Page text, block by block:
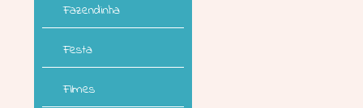
Fazendinha
Festa
Filmes